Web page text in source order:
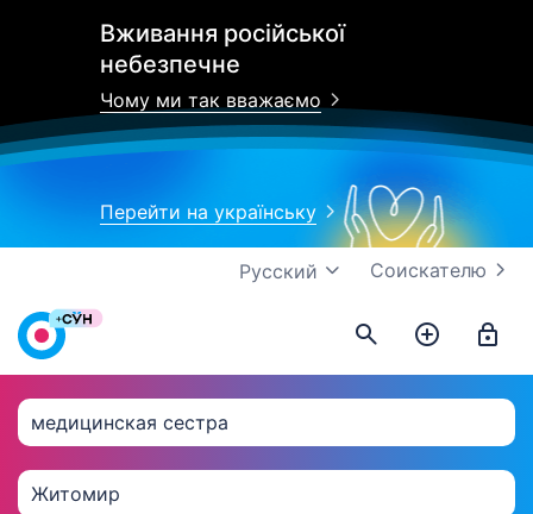
Вживання російської
небезпечне
Чому ми так вважаємо
Перейти на українську
Соискателю
Русский